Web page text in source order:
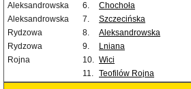
Aleksandrowska
6. Chochoła
Aleksandrowska
7. Szczecińska
Rydzowa
8. Aleksandrowska
Rydzowa
9. Lniana
Rojna
10. Wici
11. Teofilów Rojna